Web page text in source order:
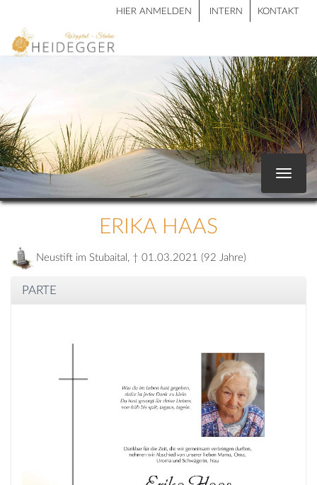
HIER ANMELDEN INTERN KONTAKT
Toggle
ERIKA HAAS
Neustift im Stubaital, † 01.03.2021 (92 Jahre)
PARTE